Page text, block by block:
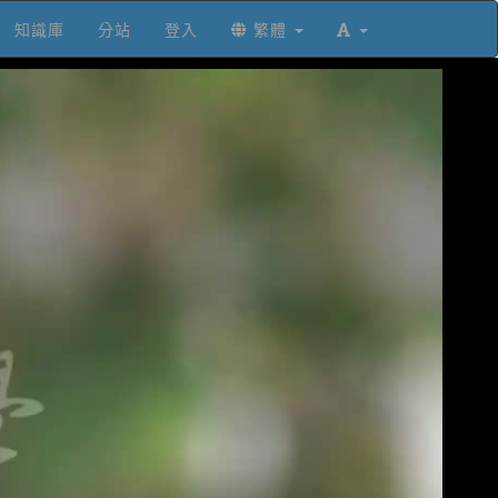
知識庫 分站 登入 繁體